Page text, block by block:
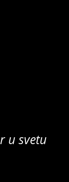
u svetu